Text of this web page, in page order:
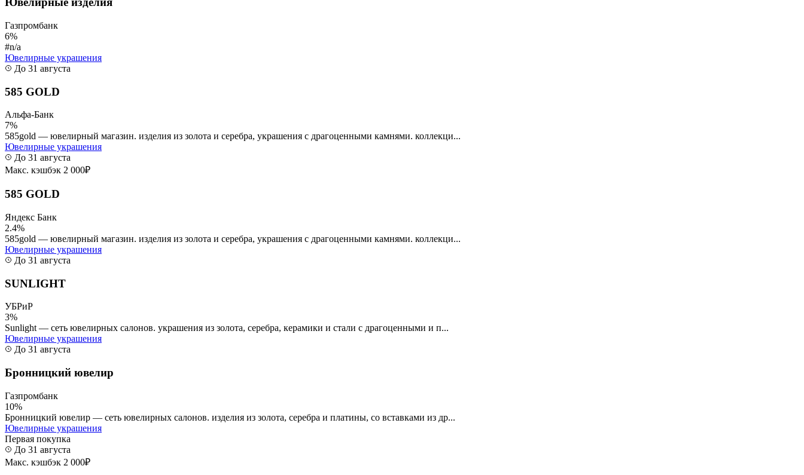
Газпромбанк
6%
#n/a
Ювелирные украшения
До 31 августа
585 GOLD
Альфа-Банк
7%
585gold — ювелирный магазин. изделия из золота и серебра, украшения с драгоценными камнями. коллекци...
Ювелирные украшения
До 31 августа
Макс. кэшбэк 2 000₽
585 GOLD
Яндекс Банк
2.4%
585gold — ювелирный магазин. изделия из золота и серебра, украшения с драгоценными камнями. коллекци...
Ювелирные украшения
До 31 августа
SUNLIGHT
УБРиР
3%
Sunlight — сеть ювелирных салонов. украшения из золота, серебра, керамики и стали с драгоценными и п...
Ювелирные украшения
До 31 августа
Бронницкий ювелир
Газпромбанк
10%
Бронницкий ювелир — сеть ювелирных салонов. изделия из золота, серебра и платины, со вставками из др...
Ювелирные украшения
Первая покупка
До 31 августа
Макс. кэшбэк 2 000₽